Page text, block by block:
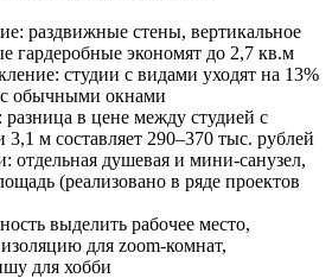
раздвижные стены, вертикальное
гардеробные экономят до 2,7 кв.м
студии с видами уходят на 13%
с обычными окнами
в цене между студией с
м составляет 290–370 тыс. рублей
отдельная душевая и мини-санузел,
(реализовано в ряде проектов
выделить рабочее место,
для zoom-комнат,
для хобби